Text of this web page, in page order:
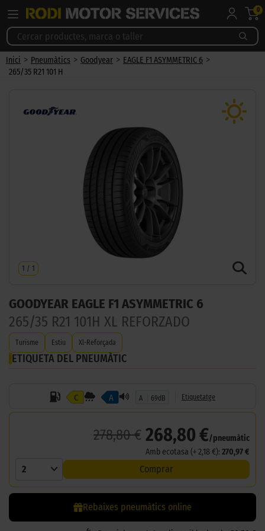
0
Inici > Pneumàtics > Goodyear > EAGLE F1 ASYMMETRIC 6 >
265/35 R21 101 H
1 / 1
GOODYEAR EAGLE F1 ASYMMETRIC 6
265/35 R21 101H XL REFORZADO
Turisme Estiu Xl-Reforçada
ETIQUETA DEL PNEUMÀTIC
C A A 69dB Etiquetatge
278,80 € 268,80 €/pneumàtic
Amb ecotasa (+ 2,18 €): 270,97 €
2 Comprar
Rebaixes pneumàtics online